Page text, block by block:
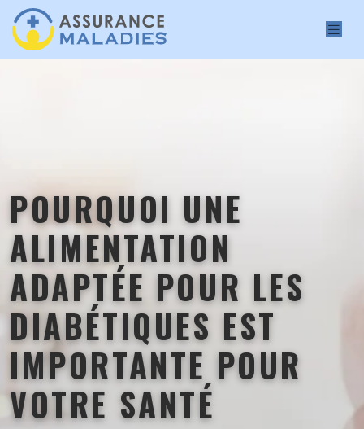
POURQUOI UNE
ALIMENTATION
ADAPTÉE POUR LES
DIABÉTIQUES EST
IMPORTANTE POUR
VOTRE SANTÉ